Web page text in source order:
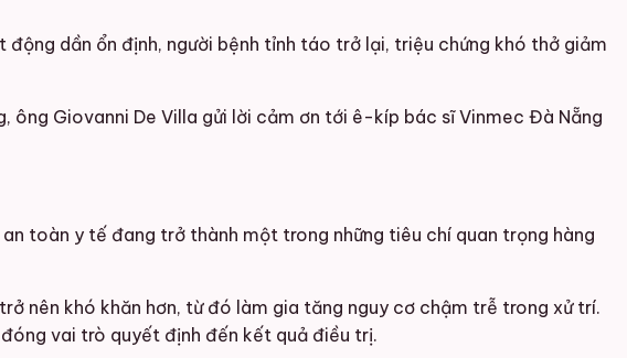
dần ổn định, người bệnh tỉnh táo trở lại, triệu chứng khó thở giảm
ông Giovanni De Villa gửi lời cảm ơn tới ê-kíp bác sĩ Vinmec Đà Nẵng
toàn y tế đang trở thành một trong những tiêu chí quan trọng hàng
nên khó khăn hơn, từ đó làm gia tăng nguy cơ chậm trễ trong xử trí.
vai trò quyết định đến kết quả điều trị.